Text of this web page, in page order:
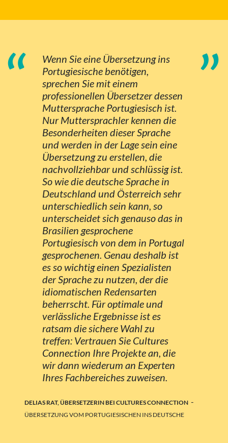
“
Wenn Sie eine Übersetzung ins
Portugiesische benötigen,
sprechen Sie mit einem
professionellen Übersetzer dessen
Muttersprache Portugiesisch ist.
Nur Muttersprachler kennen die
Besonderheiten dieser Sprache
und werden in der Lage sein eine
Übersetzung zu erstellen, die
nachvollziehbar und schlüssig ist.
So wie die deutsche Sprache in
Deutschland und Österreich sehr
unterschiedlich sein kann, so
unterscheidet sich genauso das in
Brasilien gesprochene
Portugiesisch von dem in Portugal
gesprochenen. Genau deshalb ist
es so wichtig einen Spezialisten
der Sprache zu nutzen, der die
idiomatischen Redensarten
beherrscht. Für optimale und
verlässliche Ergebnisse ist es
ratsam die sichere Wahl zu
treffen: Vertrauen Sie Cultures
Connection Ihre Projekte an, die
wir dann wiederum an Experten
Ihres Fachbereiches zuweisen.
”
DELIAS RAT, ÜBERSETZERIN BEI CULTURES CONNECTION -
ÜBERSETZUNG VOM PORTUGIESISCHEN INS DEUTSCHE